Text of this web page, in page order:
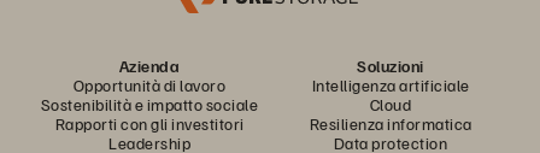
Azienda
Opportunità di lavoro
Sostenibilità e impatto sociale
Rapporti con gli investitori
Leadership
Soluzioni
Intelligenza artificiale
Cloud
Resilienza informatica
Data protection